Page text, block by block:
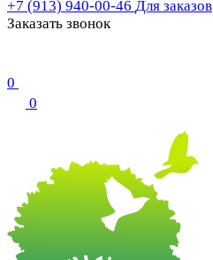
+7 (913) 940-00-46 Для заказов
Заказать звонок
0
0